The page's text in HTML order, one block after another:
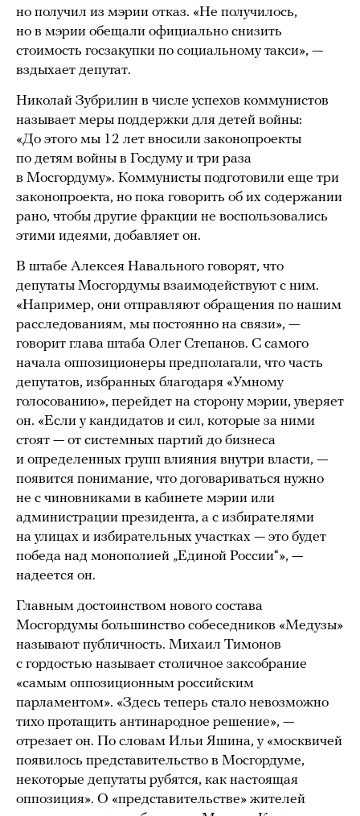
но получил из мэрии отказ. «Не получилось,
но в мэрии обещали официально снизить
стоимость госзакупки по социальному такси», —
вздыхает депутат.
Николай Зубрилин в числе успехов коммунистов
называет меры поддержки для детей войны:
«До этого мы 12 лет вносили законопроекты
по детям войны в Госдуму и три раза
в Мосгордуму». Коммунисты подготовили еще три
законопроекта, но пока говорить об их содержании
рано, чтобы другие фракции не воспользовались
этими идеями, добавляет он.
В штабе Алексея Навального говорят, что
депутаты Мосгордумы взаимодействуют с ним.
«Например, они отправляют обращения по нашим
расследованиям, мы постоянно на связи», —
говорит глава штаба Олег Степанов. С самого
начала оппозиционеры предполагали, что часть
депутатов, избранных благодаря «Умному
голосованию», перейдет на сторону мэрии, уверяет
он. «Если у кандидатов и сил, которые за ними
стоят — от системных партий до бизнеса
и определенных групп влияния внутри власти, —
появится понимание, что договариваться нужно
не с чиновниками в кабинете мэрии или
администрации президента, а с избирателями
на улицах и избирательных участках — это будет
победа над монополией „Единой России“», —
надеется он.
Главным достоинством нового состава
Мосгордумы большинство собеседников «Медузы»
называют публичность. Михаил Тимонов
с гордостью называет столичное заксобрание
«самым оппозиционным российским
парламентом». «Здесь теперь стало невозможно
тихо протащить антинародное решение», —
отрезает он. По словам Ильи Яшина, у «москвичей
появилось представительство в Мосгордуме,
некоторые депутаты рубятся, как настоящая
оппозиция». О «представительстве» жителей